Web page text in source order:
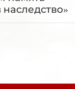
наследство»